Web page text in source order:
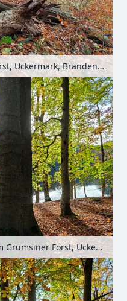
Buchenwald im Grumsiner Forst, Uckermark, Brandenburg, Deutschland
Buchenwald am Buckowsee im Grumsiner Forst, Uckermark, Brandenburg, Deutschland